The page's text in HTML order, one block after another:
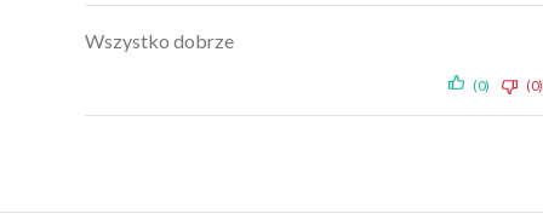
Wszystko dobrze
(0) (0)